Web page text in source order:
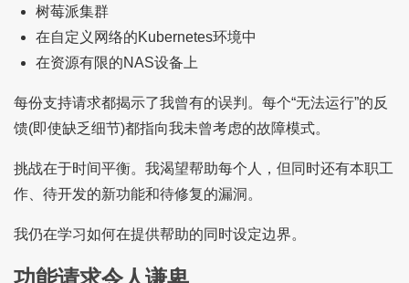
树莓派集群
在自定义网络的Kubernetes环境中
在资源有限的NAS设备上
每份支持请求都揭示了我曾有的误判。每个“无法运行”的反
馈(即使缺乏细节)都指向我未曾考虑的故障模式。
挑战在于时间平衡。我渴望帮助每个人，但同时还有本职工
作、待开发的新功能和待修复的漏洞。
我仍在学习如何在提供帮助的同时设定边界。